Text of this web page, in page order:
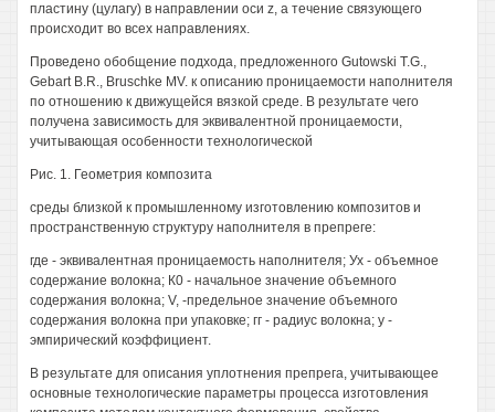
пластину (цулагу) в направлении оси z, а течение связующего
происходит во всех направлениях.
Проведено обобщение подхода, предложенного Gutowski T.G.,
Gebart B.R., Bruschke MV. к описанию проницаемости наполнителя
по отношению к движущейся вязкой среде. В результате чего
получена зависимость для эквивалентной проницаемости,
учитывающая особенности технологической
Рис. 1. Геометрия композита
среды близкой к промышленному изготовлению композитов и
пространственную структуру наполнителя в препреге:
где - эквивалентная проницаемость наполнителя; Ух - объемное
содержание волокна; К0 - начальное значение объемного
содержания волокна; V, -предельное значение объемного
содержания волокна при упаковке; гг - радиус волокна; у -
эмпирический коэффициент.
В результате для описания уплотнения препрега, учитывающее
основные технологические параметры процесса изготовления